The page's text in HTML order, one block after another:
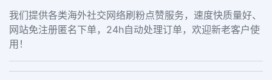
我们提供各类海外社交网络刷粉点赞服务，速度快质量好、
网站免注册匿名下单，24h自动处理订单，欢迎新老客户使
用！